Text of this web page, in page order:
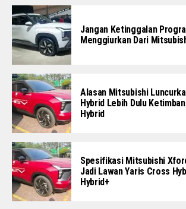
Jangan Ketinggalan
Menggiurkan Dari
Alasan Mitsubishi
Hybrid Lebih Dulu
Hybrid
Spesifikasi Mitsubishi
Jadi Lawan Yaris Cross
Hybrid+